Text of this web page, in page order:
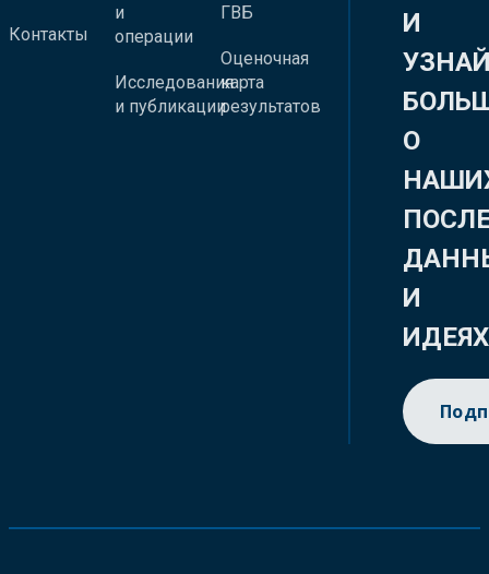
Контакты
и
операции
Исследования
и публикации
ГВБ
Оценочная
карта
результатов
И
О
И
ИДЕЯХ